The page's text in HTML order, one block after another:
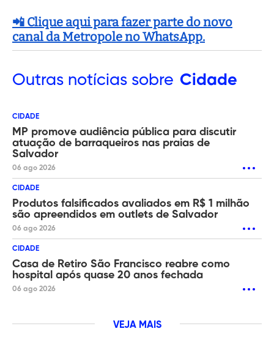
📲 Clique aqui para fazer parte do novo
canal da Metropole no WhatsApp.
Outras notícias sobre Cidade
CIDADE
MP promove audiência pública para discutir
atuação de barraqueiros nas praias de
Salvador
06 ago 2026
CIDADE
Produtos falsificados avaliados em R$ 1 milhão
são apreendidos em outlets de Salvador
06 ago 2026
CIDADE
Casa de Retiro São Francisco reabre como
hospital após quase 20 anos fechada
06 ago 2026
VEJA MAIS